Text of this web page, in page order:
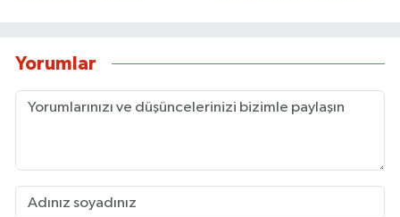
Yorumlar